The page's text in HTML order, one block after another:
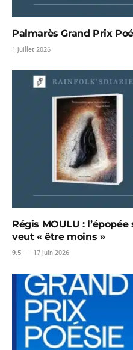
Palmarès Grand Prix
1 juillet 2026
Régis MOULU :
veut « être moins »
9.5 17 juin 2026